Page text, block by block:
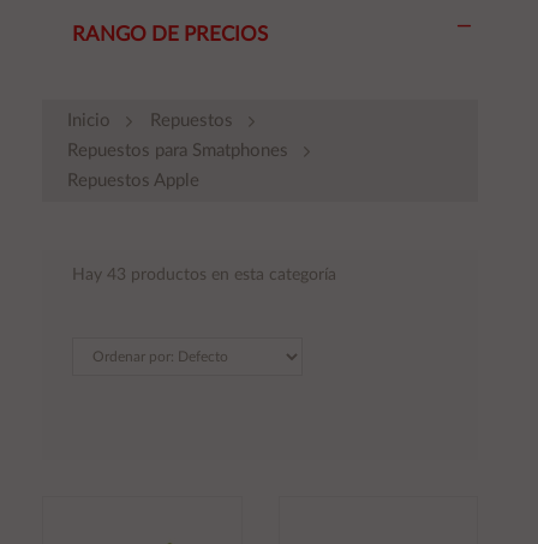
RANGO DE PRECIOS
Inicio
Repuestos
Repuestos para Smatphones
Repuestos Apple
Hay 43 productos en esta categoría